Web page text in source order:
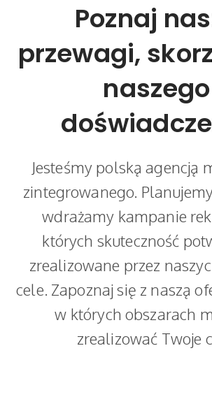
Poznaj
przewagi,
naszego
Jesteśmy polską agencją
zintegrowanego.
wdrażamy kampanie
których skuteczność
zrealizowane przez
cele. Zapoznaj się z naszą
w których obszarach
zrealizować Twoje